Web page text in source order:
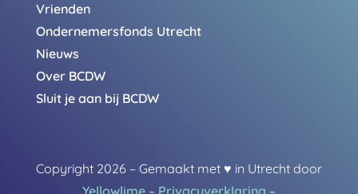
Vrienden
Ondernemersfonds Utrecht
Nieuws
Over BCDW
Sluit je aan bij BCDW
Copyright 2026 – Gemaakt met ♥ in Utrecht door